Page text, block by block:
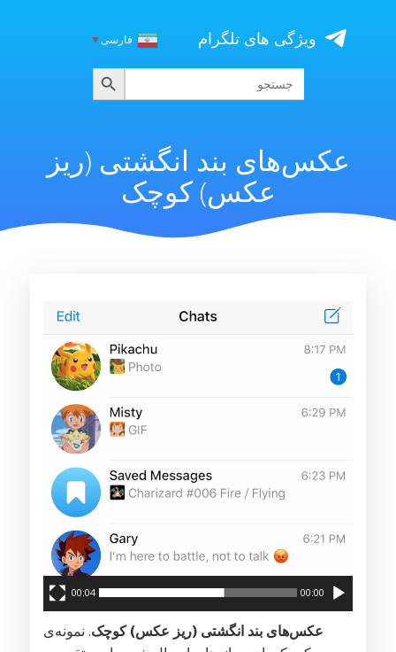
content
ویژگی های تلگرام فارسی▼
جستجو
برای:
جستجو
عکس‌های بند انگشتی (ریز
عکس) کوچک
نمایشگر
ویدیو
00:00
00:04
عکس‌های بند انگشتی (ریز عکس) کوچک. نمونه‌ی